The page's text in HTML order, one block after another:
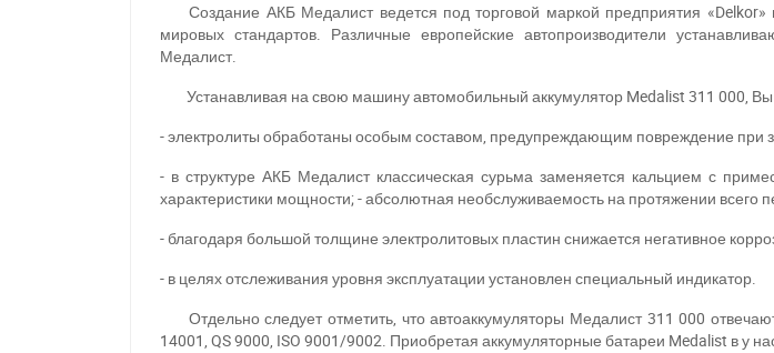
Создание АКБ Медалист ведется под торговой маркой предприятия
мировых стандартов. Различные европейские автопроизводители
Медалист.
Устанавливая на свою машину автомобильный аккумулятор Medalist 311 000,
- электролиты обработаны особым составом, предупреждающим повреждение при
- в структуре АКБ Медалист классическая сурьма заменяется кальцием с
характеристики мощности; - абсолютная необслуживаемость на протяжении всего
- благодаря большой толщине электролитовых пластин снижается негативное
- в целях отслеживания уровня эксплуатации установлен специальный индикатор.
Отдельно следует отметить, что автоаккумуляторы Медалист 311 000
14001, QS 9000, ISO 9001/9002. Приобретая аккумуляторные батареи Medalist в у